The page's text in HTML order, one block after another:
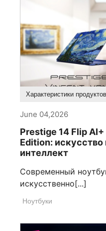
Характеристики продуктов
June 04,2026
Prestige 14 Flip
Edition:
интеллект
Современный
искусственно[...]
Ноутбуки